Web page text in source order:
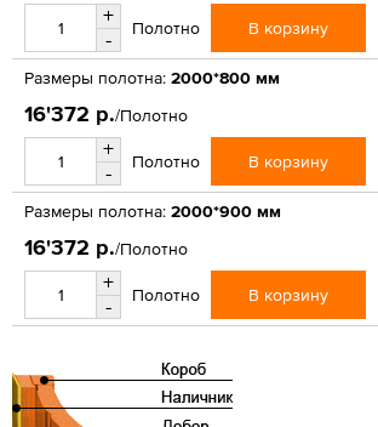
+
-
Полотно В корзину
Размеры полотна: 2000*800 мм
16'372 р./Полотно
+
-
Полотно В корзину
Размеры полотна: 2000*900 мм
16'372 р./Полотно
+
-
Полотно В корзину